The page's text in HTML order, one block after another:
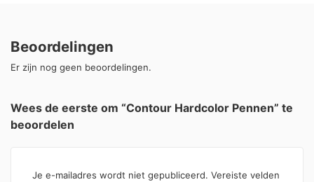
Beoordelingen
Er zijn nog geen beoordelingen.
Wees de eerste om “Contour Hardcolor Pennen” te
beoordelen
Je e-mailadres wordt niet gepubliceerd. Vereiste velden